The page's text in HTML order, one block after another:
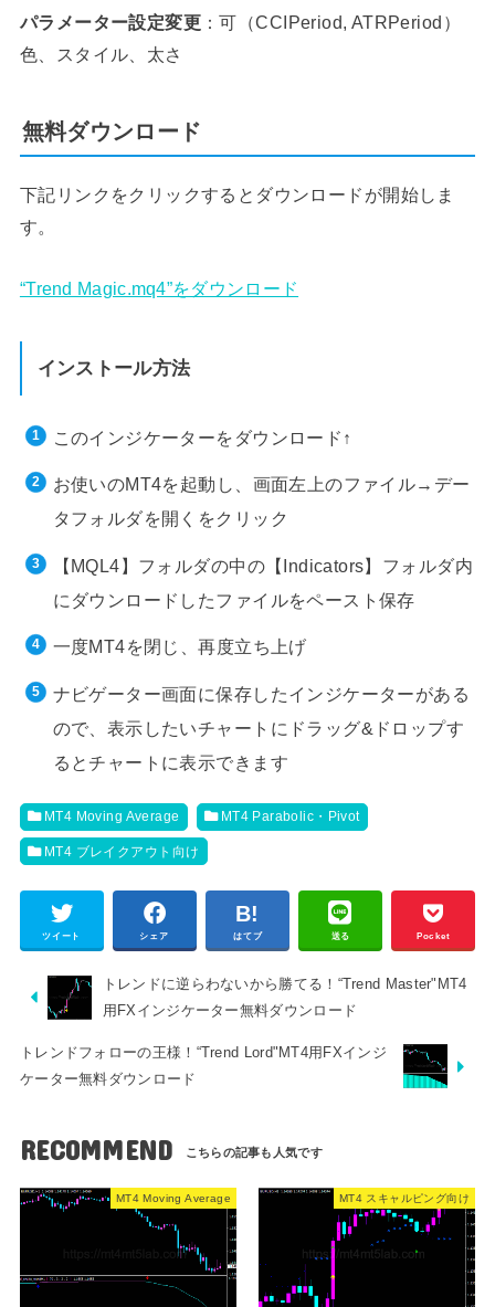
パラメーター設定変更 ：可（CCIPeriod, ATRPeriod）
色、スタイル、太さ
無料ダウンロード
下記リンクをクリックするとダウンロードが開始しま
す。
“Trend Magic.mq4”をダウンロード
インストール方法
このインジケーターをダウンロード↑
お使いのMT4を起動し、画面左上のファイル→デー
タフォルダを開くをクリック
【MQL4】フォルダの中の【Indicators】フォルダ内
にダウンロードしたファイルをペースト保存
一度MT4を閉じ、再度立ち上げ
ナビゲーター画面に保存したインジケーターがある
ので、表示したいチャートにドラッグ&ドロップす
るとチャートに表示できます
MT4 Moving Average MT4 Parabolic・Pivot
MT4 ブレイクアウト向け
ツイート シェア はてブ 送る Pocket
トレンドに逆らわないから勝てる！“Trend Master"MT4
用FXインジケーター無料ダウンロード
トレンドフォローの王様！“Trend Lord"MT4用FXインジ
ケーター無料ダウンロード
RECOMMEND
MT4 Moving Average MT4 スキャルピング向け